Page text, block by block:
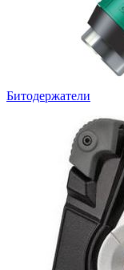
Битодержатели